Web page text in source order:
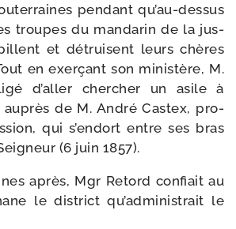
pen­dant qu’au-dessus
troupes du man­da­rin de la jus­
et détruisent leurs chères
en exer­çant son minis­tère, M.
d’aller cher­cher un asile à
de M. André Castex, pro-​
qui s’endort entre ses bras
(6 juin 1857).
après, Mgr Retord confiait au
le dis­trict qu’administrait le